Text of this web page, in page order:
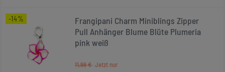
-14%
Frangipani Charm Miniblings Zipper
Pull Anhänger Blume Blüte Plumeria
pink weiß
11,99 €